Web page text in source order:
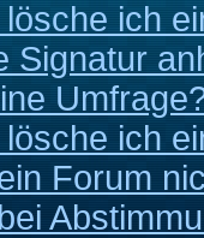
ich
Signatur
ich
Forum